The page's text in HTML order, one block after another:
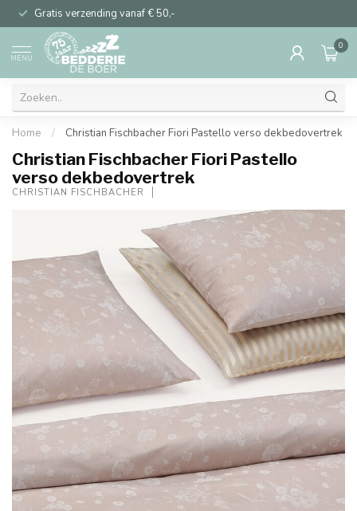
Gratis verzending vanaf € 50,-
MENU
0
Home / Christian Fischbacher Fiori Pastello verso dekbedovertrek
Christian Fischbacher Fiori Pastello
verso dekbedovertrek
CHRISTIAN FISCHBACHER